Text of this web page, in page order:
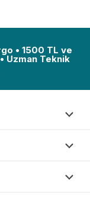
• 1500 TL ve
Uzman Teknik